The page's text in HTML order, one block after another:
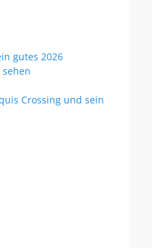
gutes 2026
Crossing und sein